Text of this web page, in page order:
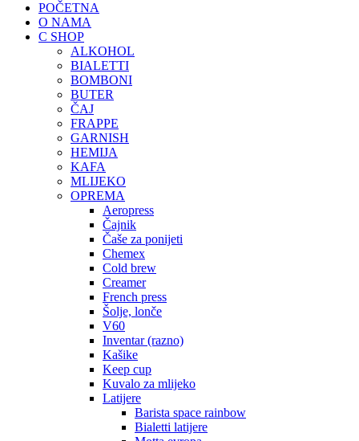
POČETNA
O NAMA
C SHOP
ALKOHOL
BIALETTI
BOMBONI
BUTER
ČAJ
FRAPPE
GARNISH
HEMIJA
KAFA
MLIJEKO
OPREMA
Aeropress
Čajnik
Čaše za ponijeti
Chemex
Cold brew
Creamer
French press
Šolje, lonče
V60
Inventar (razno)
Kašike
Keep cup
Kuvalo za mlijeko
Latijere
Barista space rainbow
Bialetti latijere